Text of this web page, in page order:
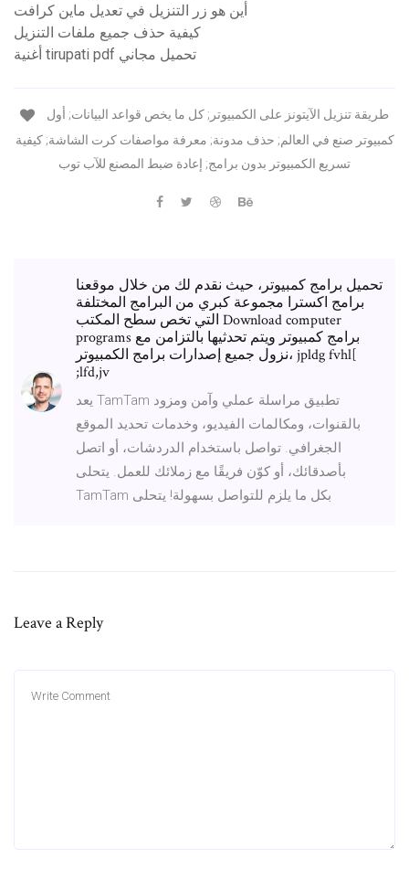
أين هو زر التنزيل في تعديل ماين كرافت
كيفية حذف جميع ملفات التنزيل
أغنية tirupati pdf تحميل مجاني
كمبيوتر صنع في العالم; حذف مدونة; معرفة مواصفات كرت الشاشة; كيفية
تسريع الكمبيوتر بدون برامج; إعادة ضبط المصنع للآب توب
تحميل برامج كمبيوتر، حيث نقدم لك من خلال موقعنا
برامج اكسترا مجموعة كبري من البرامج المختلفة
التي تخص سطح المكتب Download computer
programs برامج كمبيوتر ويتم تحدثيها بالتزامن مع
نزول جميع إصدارات برامج الكمبيوتر، jpldg fvhl[
;lfd,jv
يعد TamTam تطبيق مراسلة عملي وآمن ومزود
بالقنوات، ومكالمات الفيديو، وخدمات تحديد الموقع
الجغرافي. تواصل باستخدام الدردشات، أو اتصل
بأصدقائك، أو كوّن فريقًا مع زملائك للعمل. يتحلى
TamTam بكل ما يلزم للتواصل بسهولة! يتحلى
Leave a Reply